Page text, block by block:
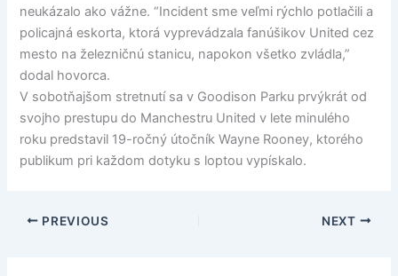
neukázalo ako vážne. “Incident sme veľmi rýchlo potlačili a
policajná eskorta, ktorá vyprevádzala fanúšikov United cez
mesto na železničnú stanicu, napokon všetko zvládla,”
dodal hovorca.
V sobotňajšom stretnutí sa v Goodison Parku prvýkrát od
svojho prestupu do Manchestru United v lete minulého
roku predstavil 19-ročný útočník Wayne Rooney, ktorého
publikum pri každom dotyku s loptou vypískalo.
PREVIOUS NEXT